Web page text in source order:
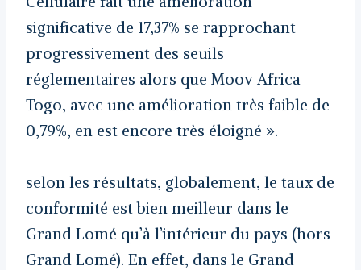
significative de 17,37% se rapprochant
progressivement des seuils
réglementaires alors que Moov Africa
Togo, avec une amélioration très faible de
0,79%, en est encore très éloigné ».
selon les résultats, globalement, le taux de
conformité est bien meilleur dans le
Grand Lomé qu’à l’intérieur du pays (hors
Grand Lomé). En effet, dans le Grand